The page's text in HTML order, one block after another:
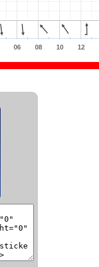
06 08 10 12